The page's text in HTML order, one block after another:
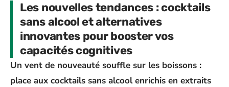
Les nouvelles tendances : cocktails
sans alcool et alternatives
innovantes pour booster vos
capacités cognitives
Un vent de nouveauté souffle sur les boissons :
place aux cocktails sans alcoolenrichis en extraits